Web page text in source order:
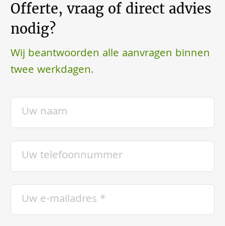
Offerte, vraag of direct advies
nodig?
Wij beantwoorden alle aanvragen binnen
twee werkdagen.